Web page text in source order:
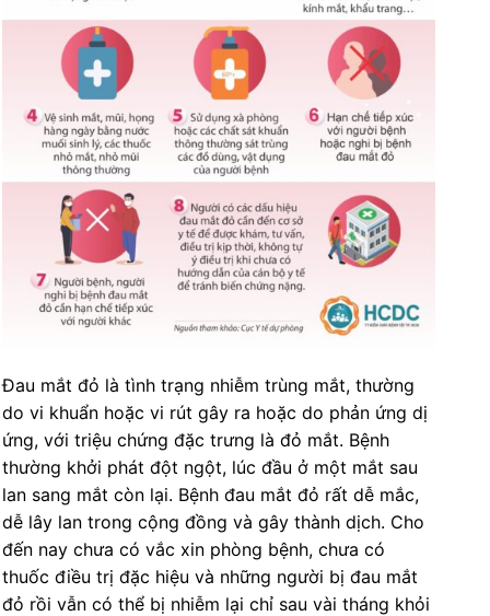
Đau mắt đỏ là tình trạng nhiễm trùng mắt, thường
do vi khuẩn hoặc vi rút gây ra hoặc do phản ứng dị
ứng, với triệu chứng đặc trưng là đỏ mắt. Bệnh
thường khởi phát đột ngột, lúc đầu ở một mắt sau
lan sang mắt còn lại. Bệnh đau mắt đỏ rất dễ mắc,
dễ lây lan trong cộng đồng và gây thành dịch. Cho
đến nay chưa có vắc xin phòng bệnh, chưa có
thuốc điều trị đặc hiệu và những người bị đau mắt
đỏ rồi vẫn có thể bị nhiễm lại chỉ sau vài tháng khỏi